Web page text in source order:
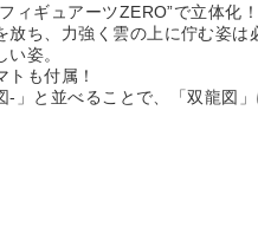
ィギュアーツZERO”で立体化！
ち、力強く雲の上に佇む姿は
姿。
も付属！
-」と並べることで、「双龍図